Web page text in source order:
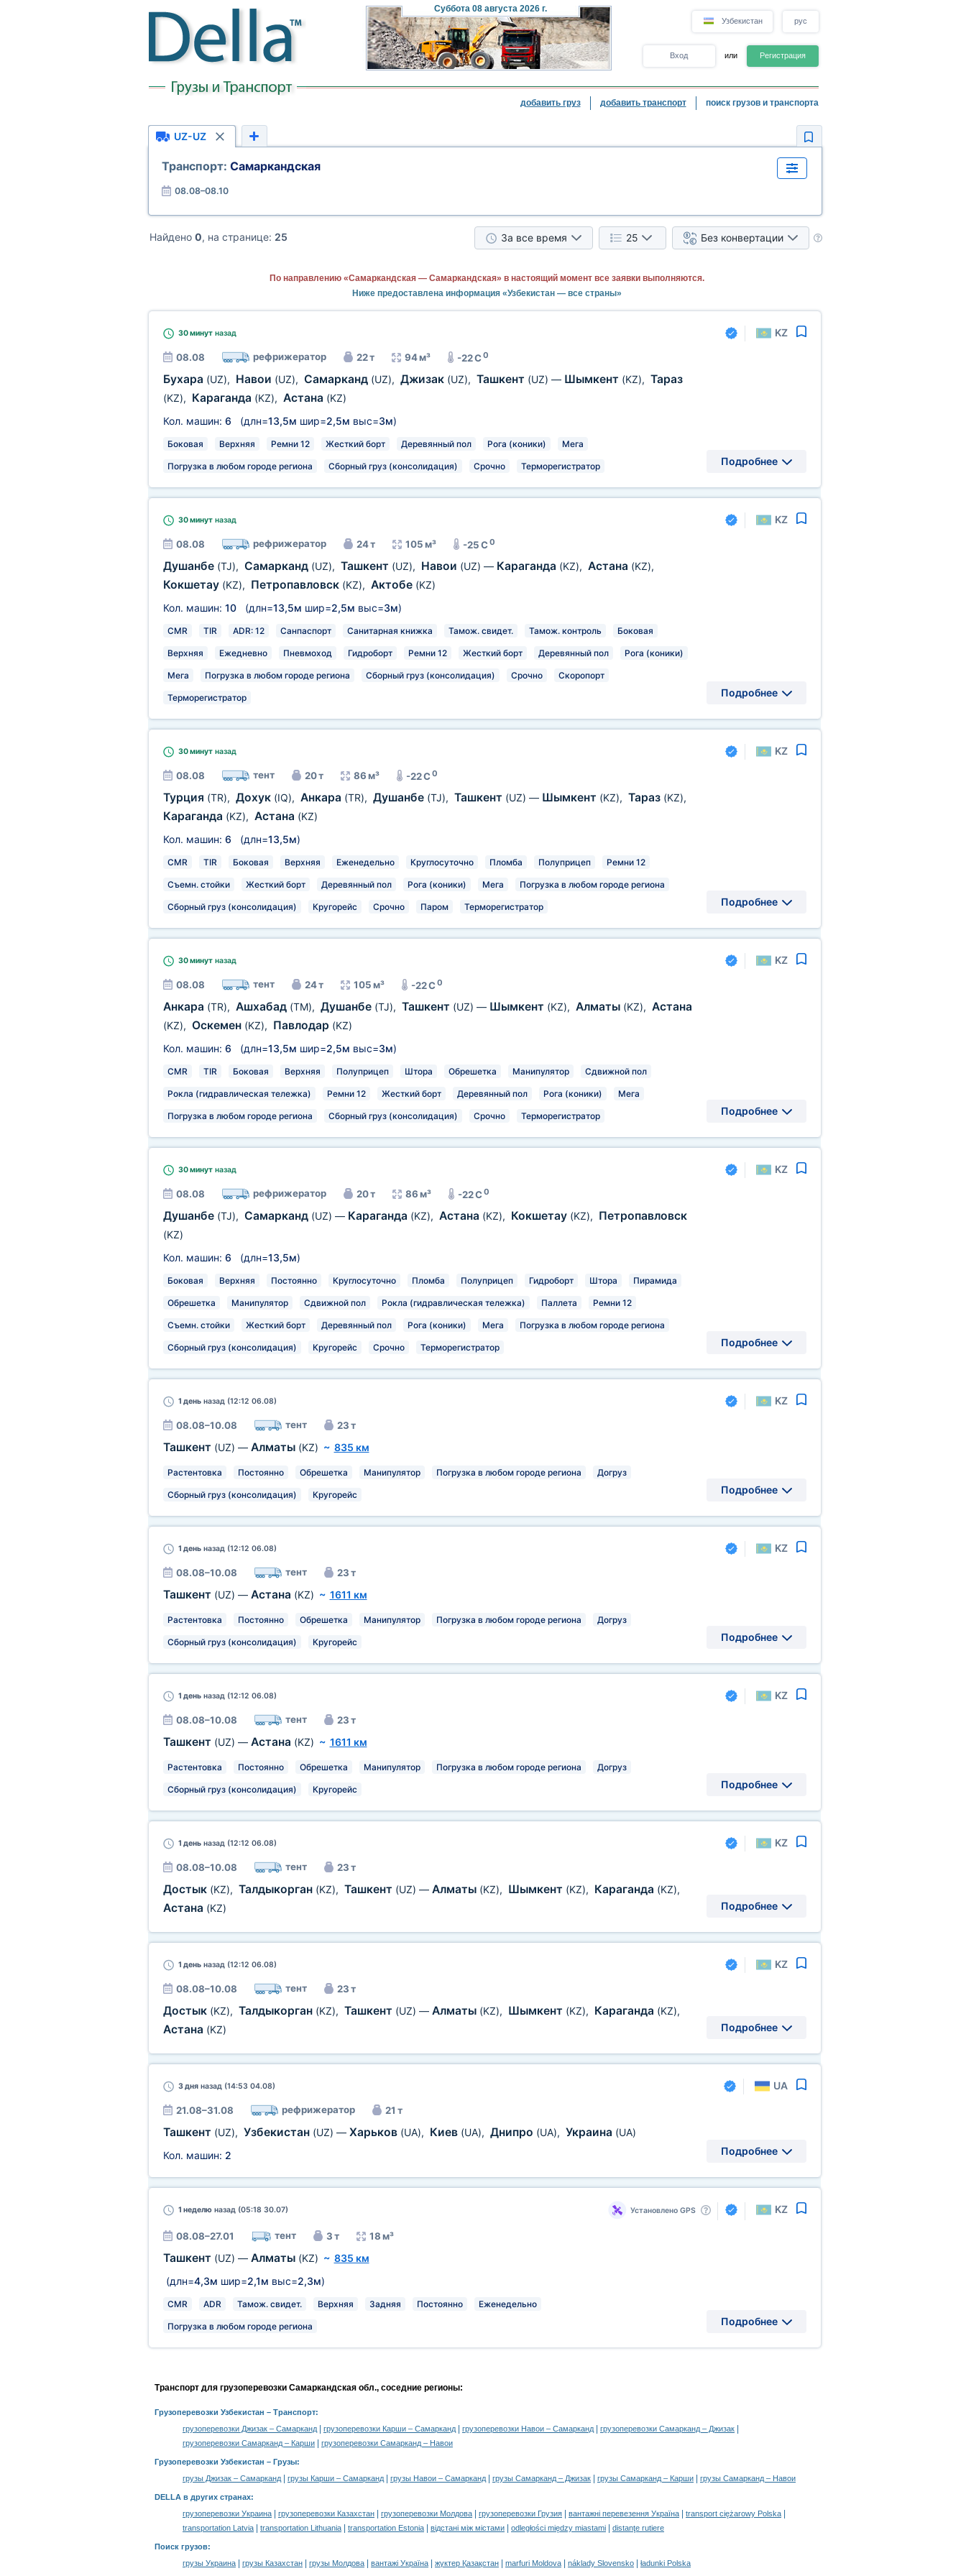
Суббота08 августа 2026 г.
Узбекистан рус
Вход или Регистрация
добавить груз добавить транспорт поиск грузов и транспорта
UZ-UZ
Транспорт: Самаркандская
08.08–08.10
Найдено 0, на странице: 25 За все время 25 Без конвертации
По направлению «Самаркандская — Самаркандская» в настоящий момент все заявки выполняются.
Ниже предоставлена информация «Узбекистан — все страны»
30 минутназад KZ
08.08 рефрижератор 22 т 94 м³ -22 C0
Бухара (UZ), Навои (UZ), Самарканд (UZ), Джизак (UZ), Ташкент (UZ) — Шымкент (KZ), Тараз
(KZ), Караганда (KZ), Астана (KZ)
Кол. машин: 6 (длн=13,5м шир=2,5м выс=3м)
Боковая Верхняя Ремни 12 Жесткий борт Деревянный пол Рога (коники) Мега
Погрузка в любом городе региона Сборный груз (консолидация) Срочно Терморегистратор Подробнее
30 минутназад KZ
08.08 рефрижератор 24 т 105 м³ -25 C0
Душанбе (TJ), Самарканд (UZ), Ташкент (UZ), Навои (UZ) — Караганда (KZ), Астана (KZ),
Кокшетау (KZ), Петропавловск (KZ), Актобе (KZ)
Кол. машин: 10(длн=13,5м шир=2,5м выс=3м)
CMR TIR ADR: 12 Санпаспорт Санитарная книжка Тамож. свидет. Тамож. контроль Боковая
Верхняя Ежедневно Пневмоход Гидроборт Ремни 12 Жесткий борт Деревянный пол Рога (коники)
Мега Погрузка в любом городе региона Сборный груз (консолидация) Срочно Скоропорт
Терморегистратор Подробнее
30 минутназад KZ
08.08 тент 20 т 86 м³ -22 C0
Турция (TR), Дохук (IQ), Анкара (TR), Душанбе (TJ), Ташкент (UZ) — Шымкент (KZ), Тараз (KZ),
Караганда (KZ), Астана (KZ)
Кол. машин: 6 (длн=13,5м)
CMR TIR Боковая Верхняя Еженедельно Круглосуточно Пломба Полуприцеп Ремни 12
Съемн. стойки Жесткий борт Деревянный пол Рога (коники) Мега Погрузка в любом городе региона
Сборный груз (консолидация) Кругорейс Срочно Паром Терморегистратор Подробнее
30 минутназад KZ
08.08 тент 24 т 105 м³ -22 C0
Анкара (TR), Ашхабад (TM), Душанбе (TJ), Ташкент (UZ) — Шымкент (KZ), Алматы (KZ), Астана
(KZ), Оскемен (KZ), Павлодар (KZ)
Кол. машин: 6 (длн=13,5м шир=2,5м выс=3м)
CMR TIR Боковая Верхняя Полуприцеп Штора Обрешетка Манипулятор Сдвижной пол
Рокла (гидравлическая тележка) Ремни 12 Жесткий борт Деревянный пол Рога (коники) Мега
Погрузка в любом городе региона Сборный груз (консолидация) Срочно Терморегистратор Подробнее
30 минутназад KZ
08.08 рефрижератор 20 т 86 м³ -22 C0
Душанбе (TJ), Самарканд (UZ) — Караганда (KZ), Астана (KZ), Кокшетау (KZ), Петропавловск
(KZ)
Кол. машин: 6 (длн=13,5м)
Боковая Верхняя Постоянно Круглосуточно Пломба Полуприцеп Гидроборт Штора Пирамида
Обрешетка Манипулятор Сдвижной пол Рокла (гидравлическая тележка) Паллета Ремни 12
Съемн. стойки Жесткий борт Деревянный пол Рога (коники) Мега Погрузка в любом городе региона
Сборный груз (консолидация) Кругорейс Срочно Терморегистратор Подробнее
1 деньназад (12:12 06.08) KZ
08.08–10.08 тент 23 т
Ташкент (UZ) — Алматы (KZ) ~ 835 км
Растентовка Постоянно Обрешетка Манипулятор Погрузка в любом городе региона Догруз
Сборный груз (консолидация) Кругорейс Подробнее
1 деньназад (12:12 06.08) KZ
08.08–10.08 тент 23 т
Ташкент (UZ) — Астана (KZ) ~ 1611 км
Растентовка Постоянно Обрешетка Манипулятор Погрузка в любом городе региона Догруз
Сборный груз (консолидация) Кругорейс Подробнее
1 деньназад (12:12 06.08) KZ
08.08–10.08 тент 23 т
Ташкент (UZ) — Астана (KZ) ~ 1611 км
Растентовка Постоянно Обрешетка Манипулятор Погрузка в любом городе региона Догруз
Сборный груз (консолидация) Кругорейс Подробнее
1 деньназад (12:12 06.08) KZ
08.08–10.08 тент 23 т
Достык (KZ), Талдыкорган (KZ), Ташкент (UZ) — Алматы (KZ), Шымкент (KZ), Караганда (KZ),
Астана (KZ) Подробнее
1 деньназад (12:12 06.08) KZ
08.08–10.08 тент 23 т
Достык (KZ), Талдыкорган (KZ), Ташкент (UZ) — Алматы (KZ), Шымкент (KZ), Караганда (KZ),
Астана (KZ) Подробнее
3 дняназад (14:53 04.08) UA
21.08–31.08 рефрижератор 21 т
Ташкент (UZ), Узбекистан (UZ) — Харьков (UA), Киев (UA), Днипро (UA), Украина (UA)
Кол. машин: 2 Подробнее
1 неделюназад (05:18 30.07) Установлено GPS KZ
08.08–27.01 тент 3 т 18 м³
Ташкент (UZ) — Алматы (KZ) ~ 835 км
(длн=4,3м шир=2,1м выс=2,3м)
CMR ADR Тамож. свидет. Верхняя Задняя Постоянно Еженедельно
Погрузка в любом городе региона Подробнее
Транспорт для грузоперевозки Самаркандская обл., соседние регионы:
Грузоперевозки Узбекистан – Транспорт:
грузоперевозки Джизак – Самарканд| грузоперевозки Карши – Самарканд| грузоперевозки Навои – Самарканд| грузоперевозки Самарканд – Джизак
грузоперевозки Самарканд – Карши грузоперевозки Самарканд – Навои
Грузоперевозки Узбекистан – Грузы:
грузы Джизак – Самарканд| грузы Карши – Самарканд| грузы Навои – Самарканд| грузы Самарканд – Джизак грузы Самарканд – Карши грузы Самарканд – Навои
DELLA в других странах:
грузоперевозки Украина
грузоперевозки Казахстан грузоперевозки Молдова грузоперевозки Грузия вантажні перевезення Україна transport ciężarowy Polska
transportation Latvia transportation Lithuania transportation Estonia відстані між містами odległości między miastami distanţe rutiere
Поиск грузов:
грузы Украина
грузы Казахстан грузы Молдова вантажі Україна жүктер Қазақстан marfuri Moldova náklady Slovensko ładunki Polska